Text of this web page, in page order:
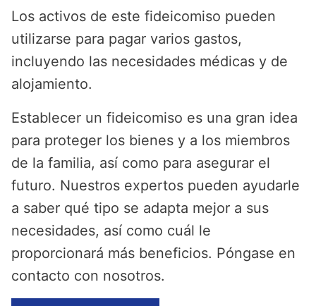
Los activos de este fideicomiso pueden
utilizarse para pagar varios gastos,
incluyendo las necesidades médicas y de
alojamiento.
Establecer un fideicomiso es una gran idea
para proteger los bienes y a los miembros
de la familia, así como para asegurar el
futuro. Nuestros expertos pueden ayudarle
a saber qué tipo se adapta mejor a sus
necesidades, así como cuál le
proporcionará más beneficios. Póngase en
contacto con nosotros.